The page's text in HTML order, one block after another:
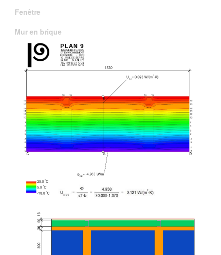
Fenêtre
Mur en brique